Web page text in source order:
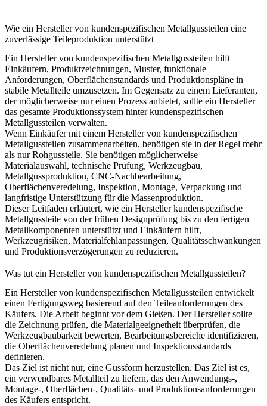
Wie ein Hersteller von kundenspezifischen Metallgussteilen eine
zuverlässige Teileproduktion unterstützt
Ein Hersteller von kundenspezifischen Metallgussteilen hilft
Einkäufern, Produktzeichnungen, Muster, funktionale
Anforderungen, Oberflächenstandards und Produktionspläne in
stabile Metallteile umzusetzen. Im Gegensatz zu einem Lieferanten,
der möglicherweise nur einen Prozess anbietet, sollte ein Hersteller
das gesamte Produktionssystem hinter kundenspezifischen
Metallgussteilen verwalten.
Wenn Einkäufer mit einem Hersteller von kundenspezifischen
Metallgussteilen zusammenarbeiten, benötigen sie in der Regel mehr
als nur Rohgussteile. Sie benötigen möglicherweise
Materialauswahl, technische Prüfung, Werkzeugbau,
Metallgussproduktion, CNC-Nachbearbeitung,
Oberflächenveredelung, Inspektion, Montage, Verpackung und
langfristige Unterstützung für die Massenproduktion.
Dieser Leitfaden erläutert, wie ein Hersteller kundenspezifische
Metallgussteile von der frühen Designprüfung bis zu den fertigen
Metallkomponenten unterstützt und Einkäufern hilft,
Werkzeugrisiken, Materialfehlanpassungen, Qualitätsschwankungen
und Produktionsverzögerungen zu reduzieren.
Was tut ein Hersteller von kundenspezifischen Metallgussteilen?
Ein Hersteller von kundenspezifischen Metallgussteilen entwickelt
einen Fertigungsweg basierend auf den Teileanforderungen des
Käufers. Die Arbeit beginnt vor dem Gießen. Der Hersteller sollte
die Zeichnung prüfen, die Materialgeeignetheit überprüfen, die
Werkzeugbaubarkeit bewerten, Bearbeitungsbereiche identifizieren,
die Oberflächenveredelung planen und Inspektionsstandards
definieren.
Das Ziel ist nicht nur, eine Gussform herzustellen. Das Ziel ist es,
ein verwendbares Metallteil zu liefern, das den Anwendungs-,
Montage-, Oberflächen-, Qualitäts- und Produktionsanforderungen
des Käufers entspricht.